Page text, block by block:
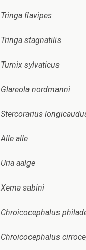
Tringa flavipes
Tringa stagnatilis
Turnix sylvaticus
Glareola nordmanni
Stercorarius
Alle alle
Uria aalge
Xema sabini
Chroicocephalus
Chroicocephalus